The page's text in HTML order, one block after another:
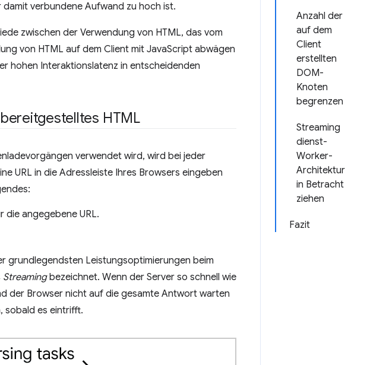
Anzahl der
auf dem
Client
erstellten
DOM-
Knoten
begrenzen
Streaming
dienst-
Worker-
Architektur
in Betracht
ziehen
Fazit
verbundene Aufwand zu hoch ist.
zwischen der Verwendung von HTML, das vom
von HTML auf dem Client mit JavaScript abwägen
hohen Interaktionslatenz in entscheidenden
HTML
verwendet wird, wird bei jeder
URL in die Adressleiste Ihres Browsers eingeben
die angegebene URL.
grundlegendsten Leistungsoptimierungen beim
Streamingbezeichnet. Wenn der Server so schnell wie
der Browser nicht auf die gesamte Antwort warten
sobald es eintrifft.